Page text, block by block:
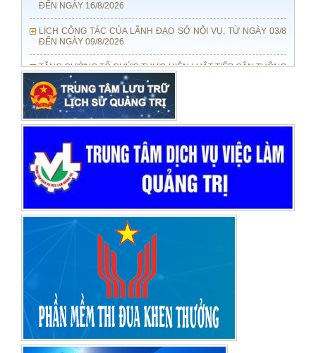
LỊCH CÔNG TÁC CỦA LÃNH ĐẠO SỞ NỘI VỤ, TỪ NGÀY 03/8
ĐẾN NGÀY 09/8/2026
TĂNG CƯỜNG TỔ CHỨC THỰC HIỆN LUẬT TIẾP CẬN THÔNG
TIN SỐ 01/2026/QH16
LỊCH CÔNG TÁC CỦA LÃNH ĐẠO SỞ NỘI VỤ, TỪ NGÀY 27/7
ĐẾN NGÀY 02/8/2026
số 11/2025/QĐ-UBND